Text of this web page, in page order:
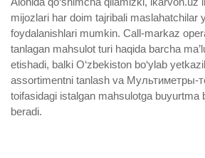
mijozlari har doim tajribali maslahatchilar
foydalanishlari mumkin. Call-markaz
tanlagan mahsulot turi haqida barcha
etishadi, balki O‘zbekiston bo‘ylab
assortimentni tanlash va Мультиметры-
toifasidagi istalgan mahsulotga buyurtma
beradi.